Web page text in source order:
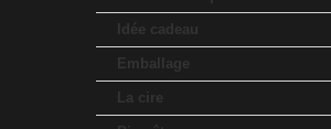
Idée cadeau
Emballage
La cire